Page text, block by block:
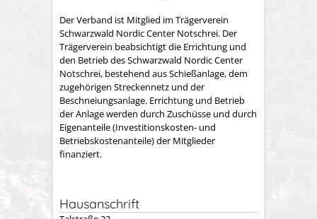
Der Verband ist Mitglied im Trägerverein
Schwarzwald Nordic Center Notschrei. Der
Trägerverein beabsichtigt die Errichtung und
den Betrieb des Schwarzwald Nordic Center
Notschrei, bestehend aus Schießanlage, dem
zugehörigen Streckennetz und der
Beschneiungsanlage. Errichtung und Betrieb
der Anlage werden durch Zuschüsse und durch
Eigenanteile (Investitionskosten- und
Betriebskostenanteile) der Mitglieder
finanziert.
Hausanschrift